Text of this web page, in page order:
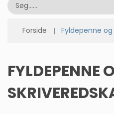
Forside Fyldepenne
FYLDEPENNE